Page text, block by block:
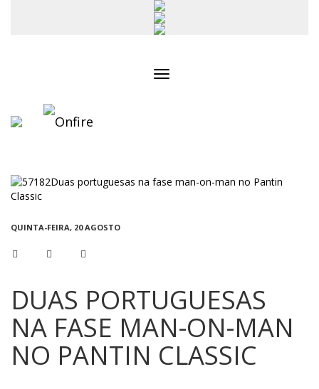
QUINTA-FEIRA, 20 AGOSTO
DUAS PORTUGUESAS
NA FASE MAN-ON-MAN
NO PANTIN CLASSIC